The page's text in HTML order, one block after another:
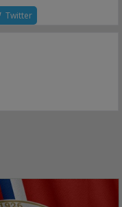
Twitter